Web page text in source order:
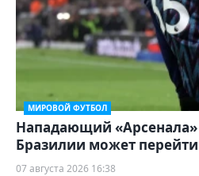
МИРОВОЙ ФУТБОЛ
Нападающий
Бразилии может перейти
07 августа 2026 16:38